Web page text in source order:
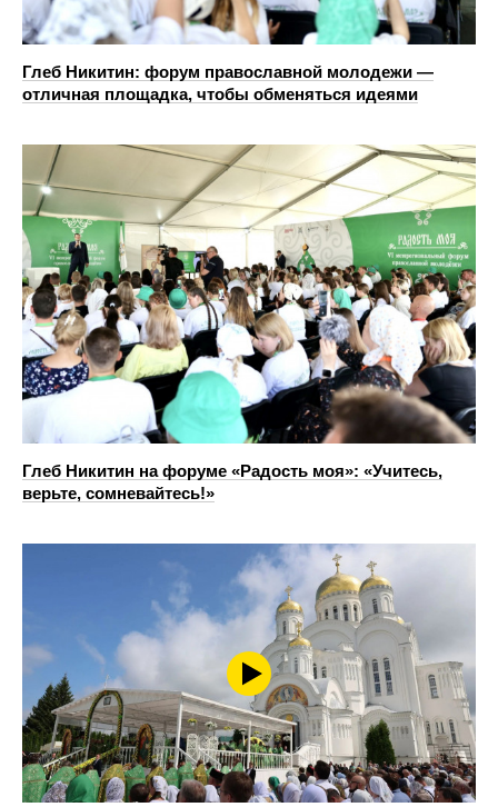
Глеб Никитин: форум православной молодежи —
отличная площадка, чтобы обменяться идеями
Глеб Никитин на форуме «Радость моя»: «Учитесь,
верьте, сомневайтесь!»